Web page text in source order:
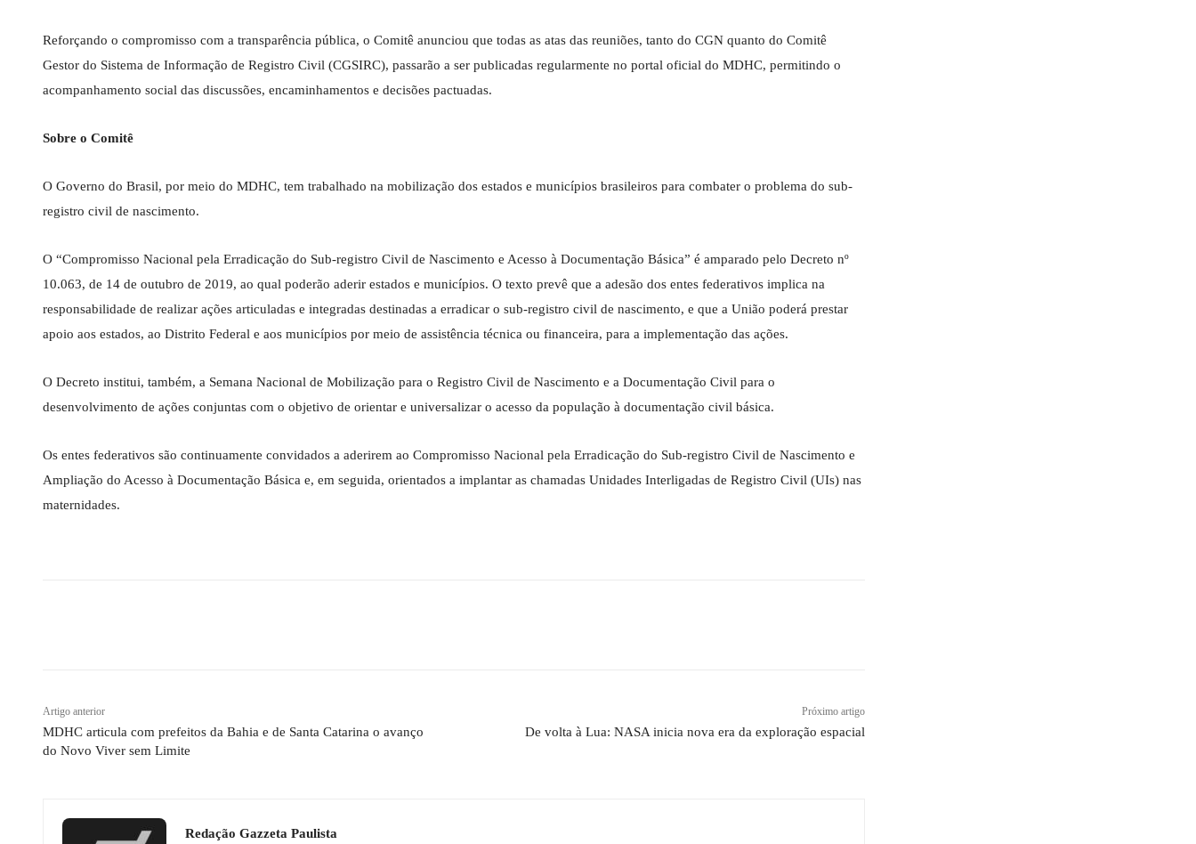
Reforçando o compromisso com a transparência pública, o Comitê anunciou que todas as atas das reuniões, tanto do CGN quanto do Comitê
Gestor do Sistema de Informação de Registro Civil (CGSIRC), passarão a ser publicadas regularmente no portal oficial do MDHC, permitindo o
acompanhamento social das discussões, encaminhamentos e decisões pactuadas.
Sobre o Comitê
O Governo do Brasil, por meio do MDHC, tem trabalhado na mobilização dos estados e municípios brasileiros para combater o problema do sub-
registro civil de nascimento.
O “Compromisso Nacional pela Erradicação do Sub-registro Civil de Nascimento e Acesso à Documentação Básica” é amparado pelo Decreto nº
10.063, de 14 de outubro de 2019, ao qual poderão aderir estados e municípios. O texto prevê que a adesão dos entes federativos implica na
responsabilidade de realizar ações articuladas e integradas destinadas a erradicar o sub-registro civil de nascimento, e que a União poderá prestar
apoio aos estados, ao Distrito Federal e aos municípios por meio de assistência técnica ou financeira, para a implementação das ações.
O Decreto institui, também, a Semana Nacional de Mobilização para o Registro Civil de Nascimento e a Documentação Civil para o
desenvolvimento de ações conjuntas com o objetivo de orientar e universalizar o acesso da população à documentação civil básica.
Os entes federativos são continuamente convidados a aderirem ao Compromisso Nacional pela Erradicação do Sub-registro Civil de Nascimento e
Ampliação do Acesso à Documentação Básica e, em seguida, orientados a implantar as chamadas Unidades Interligadas de Registro Civil (UIs) nas
maternidades.
Artigo anterior
MDHC articula com prefeitos da Bahia e de Santa Catarina o avanço
do Novo Viver sem Limite
Próximo artigo
De volta à Lua: NASA inicia nova era da exploração espacial
Redação Gazzeta Paulista